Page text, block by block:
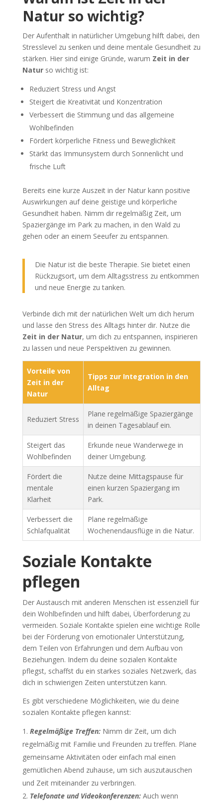
Natur so wichtig?
Der Aufenthalt in natürlicher Umgebung hilft dabei, den
Stresslevel zu senken und deine mentale Gesundheit zu
stärken. Hier sind einige Gründe, warum Zeit in der
Naturso wichtig ist:
Reduziert Stress und Angst
Steigert die Kreativität und Konzentration
Verbessert die Stimmung und das allgemeine
Wohlbefinden
Fördert körperliche Fitness und Beweglichkeit
Stärkt das Immunsystem durch Sonnenlicht und
frische Luft
Bereits eine kurze Auszeit in der Natur kann positive
Auswirkungen auf deine geistige und körperliche
Gesundheit haben. Nimm dir regelmäßig Zeit, um
Spaziergänge im Park zu machen, in den Wald zu
gehen oder an einem Seeufer zu entspannen.
Die Natur ist die beste Therapie. Sie bietet einen
Rückzugsort, um dem Alltagsstress zu entkommen
und neue Energie zu tanken.
Verbinde dich mit der natürlichen Welt um dich herum
und lasse den Stress des Alltags hinter dir. Nutze die
Zeit in der Natur, um dich zu entspannen, inspirieren
zu lassen und neue Perspektiven zu gewinnen.
Vorteile von
Zeit in der
Natur
Tipps zur Integration in den
Alltag
Reduziert Stress
Plane regelmäßige Spaziergänge
in deinen Tagesablauf ein.
Steigert das
Wohlbefinden
Erkunde neue Wanderwege in
deiner Umgebung.
Fördert die
mentale
Klarheit
Nutze deine Mittagspause für
einen kurzen Spaziergang im
Park.
Verbessert die
Schlafqualität
Plane regelmäßige
Wochenendausflüge in die Natur.
Soziale Kontakte
pflegen
Der Austausch mit anderen Menschen ist essenziell für
dein Wohlbefinden und hilft dabei, Überforderung zu
vermeiden. Soziale Kontakte spielen eine wichtige Rolle
bei der Förderung von emotionaler Unterstützung,
dem Teilen von Erfahrungen und dem Aufbau von
Beziehungen. Indem du deine sozialen Kontakte
pflegst, schaffst du ein starkes soziales Netzwerk, das
dich in schwierigen Zeiten unterstützen kann.
Es gibt verschiedene Möglichkeiten, wie du deine
sozialen Kontakte pflegen kannst:
Regelmäßige Treffen:Nimm dir Zeit, um dich
regelmäßig mit Familie und Freunden zu treffen. Plane
gemeinsame Aktivitäten oder einfach mal einen
gemütlichen Abend zuhause, um sich auszutauschen
und Zeit miteinander zu verbringen.
Telefonate und Videokonferenzen: Auch wenn